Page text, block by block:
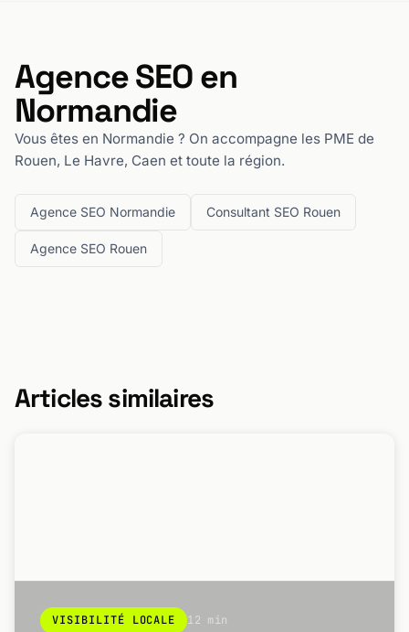
Agence SEO en
Normandie
Vous êtes en Normandie ? On accompagne les PME de
Rouen, Le Havre, Caen et toute la région.
Agence SEO Normandie Consultant SEO Rouen
Agence SEO Rouen
Articles similaires
VISIBILITÉ LOCALE 12 min